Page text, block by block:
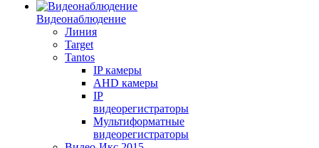
Видеонаблюдение
Линия
Target
Tantos
IP камеры
AHD камеры
IP
видеорегистраторы
Мультиформатные
видеорегистраторы